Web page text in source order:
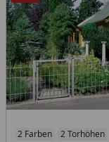
2 Farben 2 Torhöhen